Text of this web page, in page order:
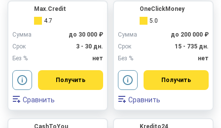
Max.Credit
4.7
Сумма
до 30 000 ₽
Срок
3 - 30 дн.
Без %
нет
Получить
Сравнить
OneClickMoney
5.0
Сумма
до 200 000 ₽
Срок
15 - 735 дн.
Без %
нет
Получить
Сравнить
CashToYou Kredito24